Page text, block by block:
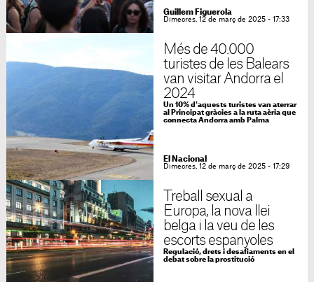
Guillem Figuerola
Dimecres, 12 de març de 2025 - 17:33
Més de 40.000
turistes de les Balears
van visitar Andorra el
2024
Un 10% d'aquests turistes van aterrar
al Principat gràcies a la ruta aèria que
connecta Andorra amb Palma
El Nacional
Dimecres, 12 de març de 2025 - 17:29
Treball sexual a
Europa, la nova llei
belga i la veu de les
escorts espanyoles
Regulació, drets i desafiaments en el
debat sobre la prostitució